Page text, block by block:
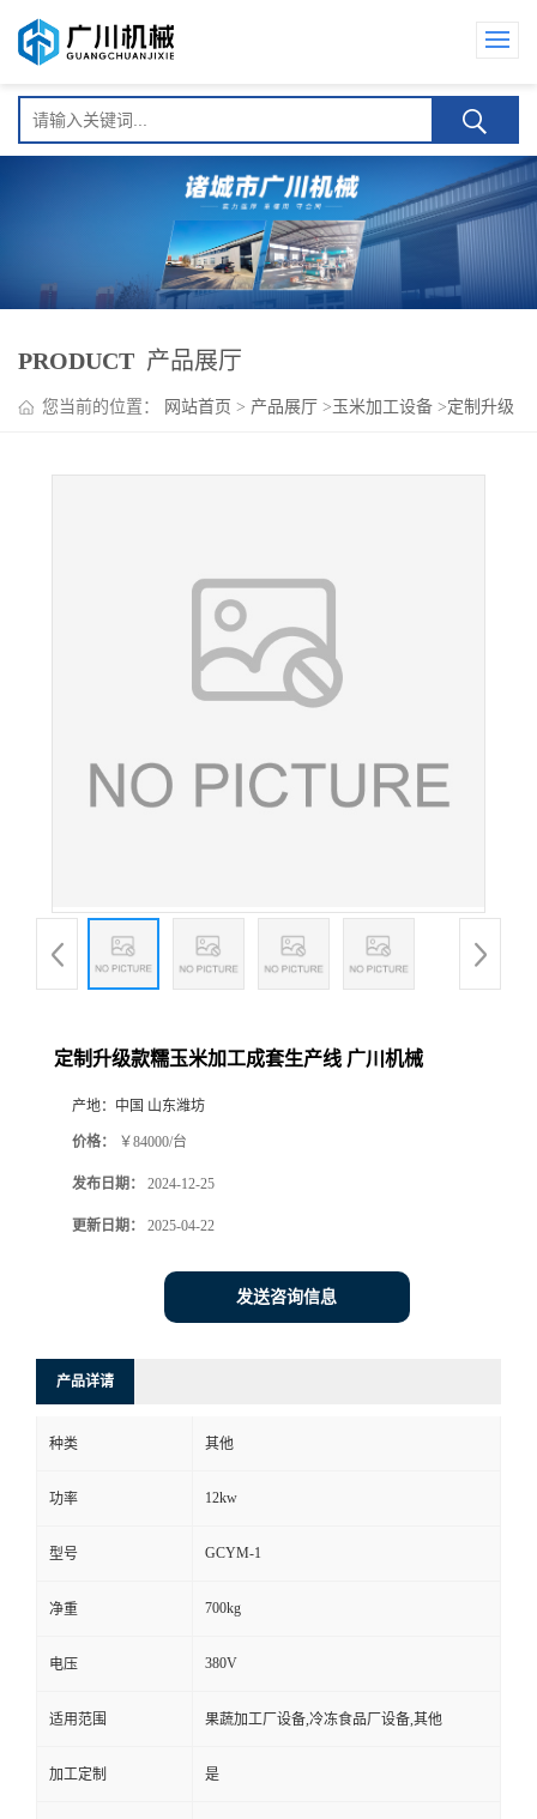
PRODUCT 产品展厅
您当前的位置： 网站首页 > 产品展厅 > 玉米加工设备 >定制升级
定制升级款糯玉米加工成套生产线 广川机械
产地： 中国 山东潍坊
价格： ￥84000/台
发布日期： 2024-12-25
更新日期： 2025-04-22
发送咨询信息
产品详请
种类 其他
功率 12kw
型号 GCYM-1
净重 700kg
电压 380V
适用范围 果蔬加工厂设备,冷冻食品厂设备,其他
加工定制 是